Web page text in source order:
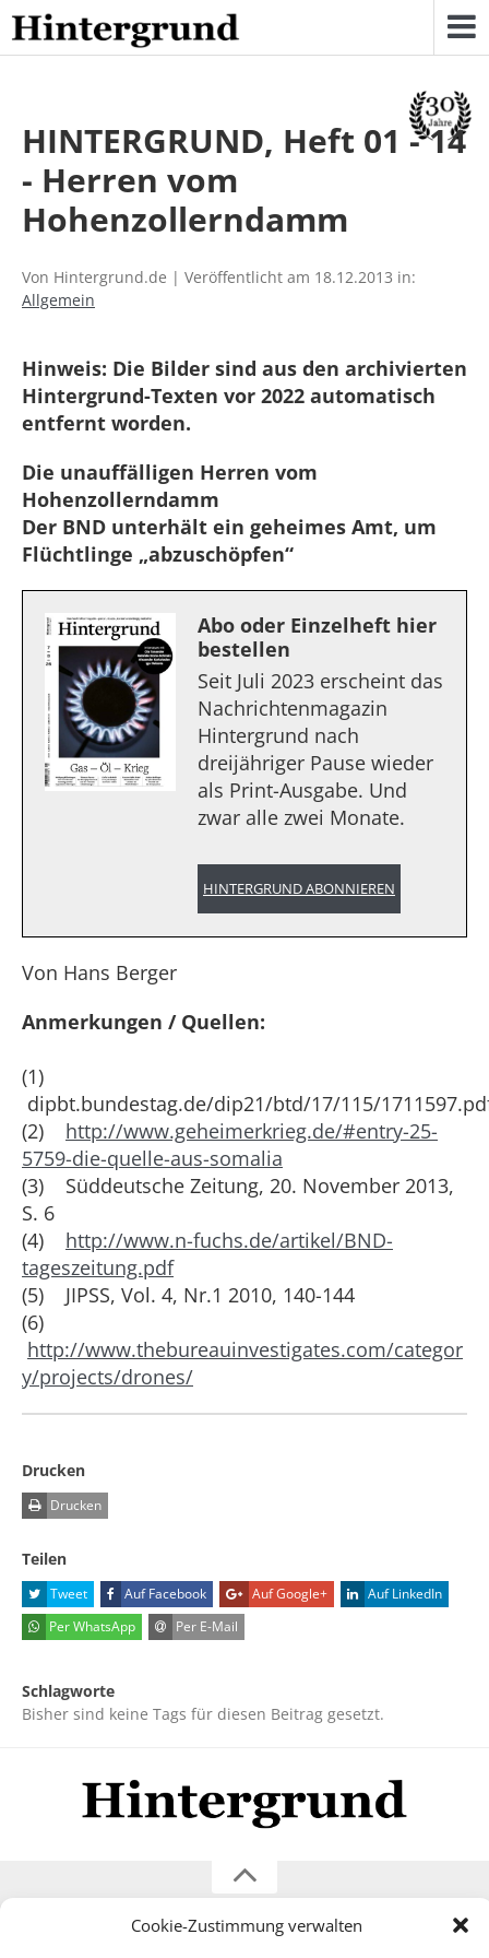
Cookie-Zustimmung verwalten
Skip
to
content
HINTERGRUND, Heft 01 - 14
- Herren vom
Hohenzollerndamm
Von Hintergrund.de | Veröffentlicht am 18.12.2013 in:
Allgemein
Hinweis: Die Bilder sind aus den archivierten
Hintergrund-Texten vor 2022 automatisch
entfernt worden.
Die unauffälligen Herren vom
Hohenzollerndamm
Der BND unterhält ein geheimes Amt, um
Flüchtlinge „abzuschöpfen“
Abo oder Einzelheft hier
bestellen
Seit Juli 2023 erscheint das
Nachrichtenmagazin
Hintergrund nach
dreijähriger Pause wieder
als Print-Ausgabe. Und
zwar alle zwei Monate.
HINTERGRUND ABONNIEREN
Von Hans Berger
Anmerkungen / Quellen:
(1)
dipbt.bundestag.de/dip21/btd/17/115/
(2) http://www.geheimerkrieg.de/#entry-25-
5759-die-quelle-aus-somalia
(3) Süddeutsche Zeitung, 20. November 2013,
S. 6
(4) http://www.n-fuchs.de/artikel/BND-
tageszeitung.pdf
(5) JIPSS, Vol. 4, Nr.1 2010, 140-144
(6)
http://www.thebureauinvestigates.com/categor
y/projects/drones/
Drucken
Drucken
Teilen
Tweet Auf Facebook Auf Google+
Auf LinkedIn
Per WhatsApp
Per E-Mail
Schlagworte
Bisher sind keine Tags für diesen Beitrag gesetzt.
Impressum Datenschutzerklärung Disclaimer